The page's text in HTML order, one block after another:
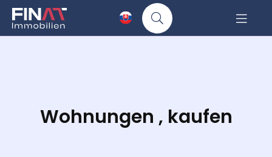
Wohnungen , kaufen